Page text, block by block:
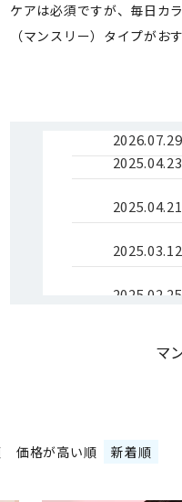
ケアは必須ですが、毎日カ
（マンスリー）タイプがお
2026.07.29
2025.04.23
2025.04.21
2025.03.12
2025.02.25
マ
価格が高い順 新着順